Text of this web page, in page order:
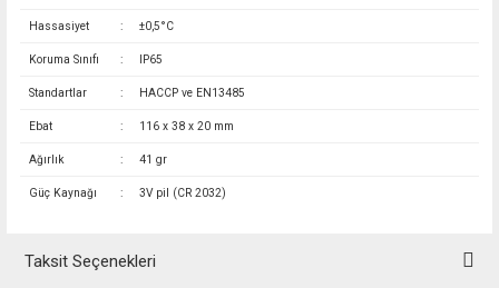
Hassasiyet : ±0,5°C
Koruma Sınıfı : IP65
Standartlar : HACCP ve EN13485
Ebat : 116 x 38 x 20 mm
Ağırlık : 41 gr
Güç Kaynağı : 3V pil (CR 2032)
Taksit Seçenekleri